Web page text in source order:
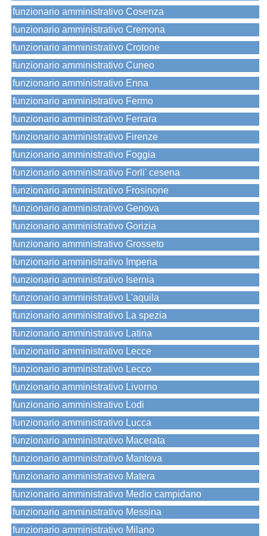
funzionario amministrativo Cosenza
funzionario amministrativo Cremona
funzionario amministrativo Crotone
funzionario amministrativo Cuneo
funzionario amministrativo Enna
funzionario amministrativo Fermo
funzionario amministrativo Ferrara
funzionario amministrativo Firenze
funzionario amministrativo Foggia
funzionario amministrativo Forli' cesena
funzionario amministrativo Frosinone
funzionario amministrativo Genova
funzionario amministrativo Gorizia
funzionario amministrativo Grosseto
funzionario amministrativo Imperia
funzionario amministrativo Isernia
funzionario amministrativo L'aquila
funzionario amministrativo La spezia
funzionario amministrativo Latina
funzionario amministrativo Lecce
funzionario amministrativo Lecco
funzionario amministrativo Livorno
funzionario amministrativo Lodi
funzionario amministrativo Lucca
funzionario amministrativo Macerata
funzionario amministrativo Mantova
funzionario amministrativo Matera
funzionario amministrativo Medio campidano
funzionario amministrativo Messina
funzionario amministrativo Milano